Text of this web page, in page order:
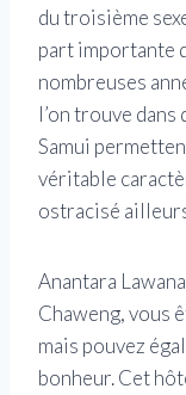
du troisième
part importante
nombreuses
l’on trouve
Samui
véritable
ostracisé
Anantara
Chaweng, vous
mais pouvez
bonheur. Cet